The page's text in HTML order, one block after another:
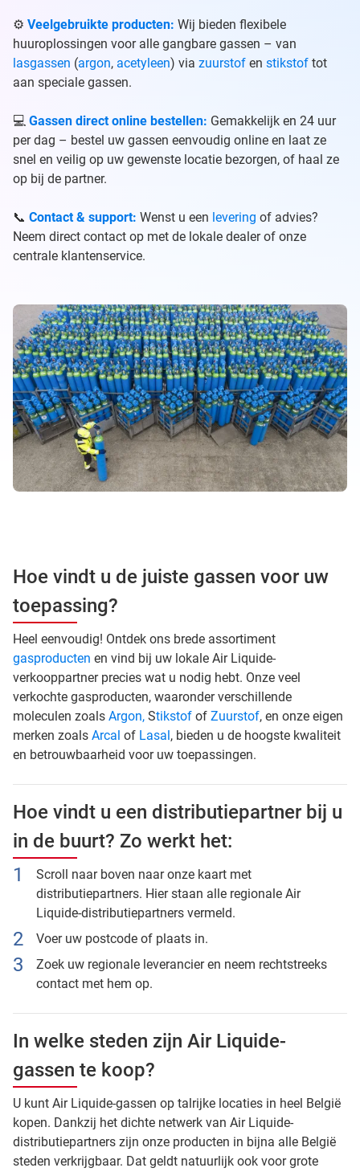
⚙️ Veelgebruikte producten: Wij bieden flexibele
huuroplossingen voor alle gangbare gassen – van
lasgassen (argon, acetyleen) via zuurstof en stikstof tot
aan speciale gassen.
💻 Gassen direct online bestellen: Gemakkelijk en 24 uur
per dag – bestel uw gassen eenvoudig online en laat ze
snel en veilig op uw gewenste locatie bezorgen, of haal ze
op bij de partner.
📞 Contact & support: Wenst u een levering of advies?
Neem direct contact op met de lokale dealer of onze
centrale klantenservice.
Hoe vindt u de juiste gassen voor uw
toepassing?
Heel eenvoudig! Ontdek ons brede assortiment
gasproducten en vind bij uw lokale Air Liquide-
verkooppartner precies wat u nodig hebt. Onze veel
verkochte gasproducten, waaronder verschillende
moleculen zoals Argon, Stikstof of Zuurstof, en onze eigen
merken zoals Arcal of Lasal , bieden u de hoogste kwaliteit
en betrouwbaarheid voor uw toepassingen.
Hoe vindt u een distributiepartner bij u
in de buurt? Zo werkt het:
Scroll naar boven naar onze kaart met
distributiepartners. Hier staan alle regionale Air
Liquide-distributiepartners vermeld.
Voer uw postcode of plaats in.
Zoek uw regionale leverancier en neem rechtstreeks
contact met hem op.
In welke steden zijn Air Liquide-
gassen te koop?
U kunt Air Liquide-gassen op talrijke locaties in heel België
kopen. Dankzij het dichte netwerk van Air Liquide-
distributiepartners zijn onze producten in bijna alle België
steden verkrijgbaar. Dat geldt natuurlijk ook voor grote